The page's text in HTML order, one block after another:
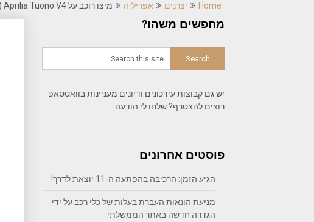
Home יצרנים אפריליה מיצו רוכב על Aprilia Tuono V4 (מודל 2012)
מחפשים משהו?
יש גם קבוצות עידכונים ודיונים מעניינות בוואטסאפ.
רוצים להצטרף? שלחו לי הודעה.
פוסטים אחרונים
הגיע הזמן: הרכיבה בהפתעה ה-11 יוצאת לדרך!
מניעת הונאות העברת בעלות של כלי רכב על ידי
הגדרה חדשה באתר הממשלתי